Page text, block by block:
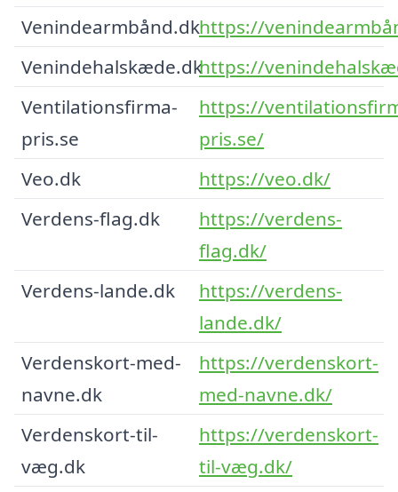
Venindearmbånd.dkhttps://
Venindehalskæde.dkhttps://
Ventilationsfirma-
pris.se
https://
pris.se/
Veo.dk
https://veo.dk/
Verdens-flag.dk
https://verdens-
flag.dk/
Verdens-lande.dk
https://verdens-
lande.dk/
Verdenskort-med-
navne.dk
https://verdenskort-
med-navne.dk/
Verdenskort-til-
væg.dk
https://verdenskort-
til-væg.dk/